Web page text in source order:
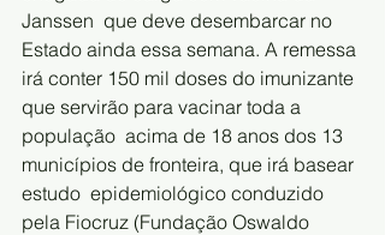
Janssen  que deve desembarcar no
Estado ainda essa semana. A remessa
irá conter 150 mil doses do imunizante
que servirão para vacinar toda a
população  acima de 18 anos dos 13
municípios de fronteira, que irá basear
estudo  epidemiológico conduzido
pela Fiocruz (Fundação Oswaldo